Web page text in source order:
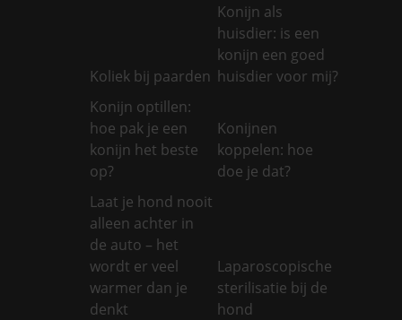
Koliek bij paarden
Konijn als
huisdier: is een
konijn een goed
huisdier voor mij?
Konijn optillen:
hoe pak je een
konijn het beste
op?
Konijnen
koppelen: hoe
doe je dat?
Laat je hond nooit
alleen achter in
de auto – het
wordt er veel
warmer dan je
denkt
Laparoscopische
sterilisatie bij de
hond